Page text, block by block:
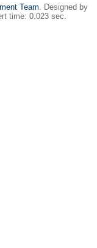
Team. Designed by
time: 0.023 sec.